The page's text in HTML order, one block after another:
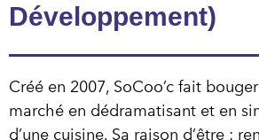
Développement)
Créé en 2007, SoCoo’c fait
marché en dédramatisant et en
d’une cuisine. Sa raison d’être :